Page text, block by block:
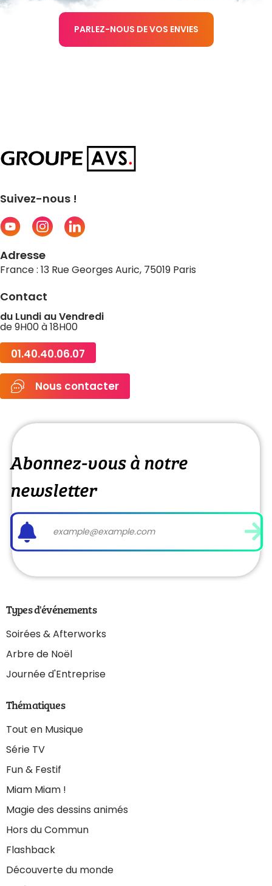
PARLEZ-NOUS DE VOS ENVIES
Abonnez-vous à notre
newsletter
Types d'événements
Soirées & Afterworks
Arbre de Noël
Journée d'Entreprise
Thématiques
Tout en Musique
Série TV
Fun & Festif
Miam Miam !
Magie des dessins animés
Hors du Commun
Flashback
Découverte du monde
Suivez-nous !
Adresse
France : 13 Rue Georges Auric, 75019 Paris
Contact
du Lundi au Vendredi
de 9H00 à 18H00
01.40.40.06.07
Nous contacter